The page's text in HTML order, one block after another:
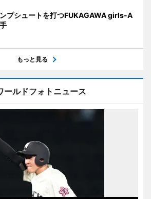
プシュートを打つFUKAGAWA girls-A
もっと見る
ールドフォトニュース